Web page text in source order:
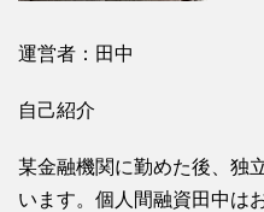
運営者：田中
自己紹介
某金融機関に勤めた後、独
います。個人間融資田中は